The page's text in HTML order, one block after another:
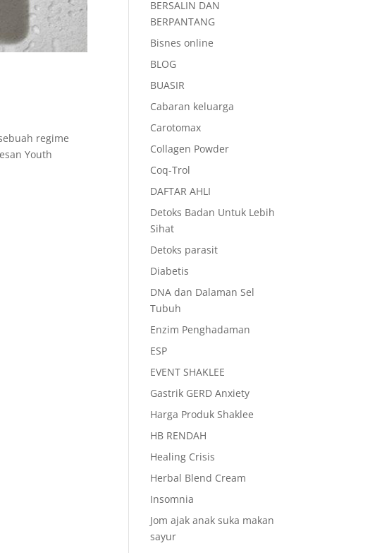
regime
Youth
BERSALIN DAN
BERPANTANG
Bisnes online
BLOG
BUASIR
Cabaran keluarga
Carotomax
Collagen Powder
Coq-Trol
DAFTAR AHLI
Detoks Badan Untuk Lebih
Sihat
Detoks parasit
Diabetis
DNA dan Dalaman Sel
Tubuh
Enzim Penghadaman
ESP
EVENT SHAKLEE
Gastrik GERD Anxiety
Harga Produk Shaklee
HB RENDAH
Healing Crisis
Herbal Blend Cream
Insomnia
Jom ajak anak suka makan
sayur